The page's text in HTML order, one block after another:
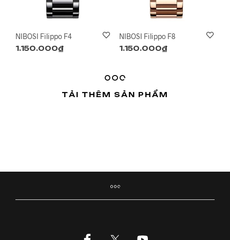
NIBOSI Filippo F4
1.150.000₫
NIBOSI Filippo F8
1.150.000₫
TẢI THÊM SẢN PHẨM